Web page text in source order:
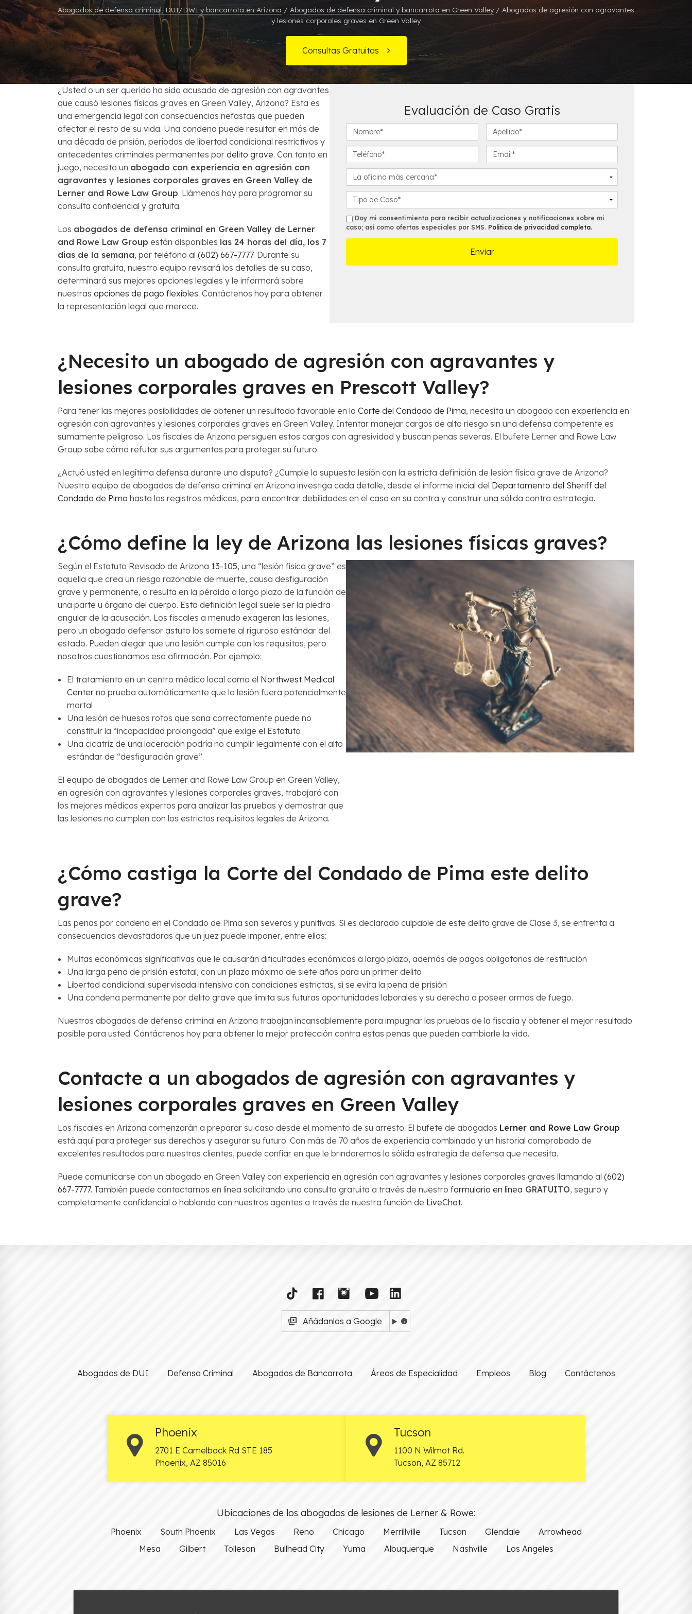
Preguntas Frecuentes
Préstamos de Auto y la Bancarrota
Modificación de Préstamo Hipotecario
Cómo Evitar el Embargo
Impuestos en casos de Bancarrota
Violencia Doméstica
Abogados de defensa criminal, DUI/DWI y bancarrota en Arizona / Abogados de defensa criminal y bancarrota en Green Valley/ Abogados de agresión con agravantes
y lesiones corporales graves en Green Valley
Consultas Gratuitas
¿Usted o un ser querido ha sido acusado de agresión con agravantes
que causó lesiones físicas graves en Green Valley, Arizona? Esta es
una emergencia legal con consecuencias nefastas que pueden
afectar el resto de su vida. Una condena puede resultar en más de
una década de prisión, períodos de libertad condicional restrictivos y
antecedentes criminales permanentes por delito grave. Con tanto en
juego, necesita un abogado con experiencia en agresión con
agravantes y lesiones corporales graves en Green Valley de
Lerner and Rowe Law Group. Llámenos hoy para programar su
consulta confidencial y gratuita.
Los abogados de defensa criminal en Green Valley de Lerner
and Rowe Law Group están disponibles las 24 horas del día, los 7
días de la semana, por teléfono al (602) 667-7777. Durante su
consulta gratuita, nuestro equipo revisará los detalles de su caso,
determinará sus mejores opciones legales y le informará sobre
nuestras opciones de pago flexibles. Contáctenos hoy para obtener
la representación legal que merece.
Evaluación de Caso Gratis
o
r
*
p
e
l
d
e
l
f
n
o
*
m
l
a
o
i
c
i
n
a
e
t
a
l
*
s
m
s
Doy mi consentimiento para recibir actualizaciones y notificaciones sobre mi
caso; así como ofertas especiales por SMS. Política de privacidad completa.
¿Necesito un abogado de agresión con agravantes y
lesiones corporales graves en Prescott Valley?
Para tener las mejores posibilidades de obtener un resultado favorable en la Corte del Condado de Pima, necesita un abogado con experiencia en
agresión con agravantes y lesiones corporales graves en Green Valley. Intentar manejar cargos de alto riesgo sin una defensa competente es
sumamente peligroso. Los fiscales de Arizona persiguen estos cargos con agresividad y buscan penas severas. El bufete Lerner and Rowe Law
Group sabe cómo refutar sus argumentos para proteger su futuro.
¿Actuó usted en legítima defensa durante una disputa? ¿Cumple la supuesta lesión con la estricta definición de lesión física grave de Arizona?
Nuestro equipo de abogados de defensa criminal en Arizona investiga cada detalle, desde el informe inicial del Departamento del Sheriff del
Condado de Pima hasta los registros médicos, para encontrar debilidades en el caso en su contra y construir una sólida contra estrategia.
¿Cómo define la ley de Arizona las lesiones físicas graves?
Según el Estatuto Revisado de Arizona 13-105, una “lesión física grave” es
aquella que crea un riesgo razonable de muerte, causa desfiguración
grave y permanente, o resulta en la pérdida a largo plazo de la función de
una parte u órgano del cuerpo. Esta definición legal suele ser la piedra
angular de la acusación. Los fiscales a menudo exageran las lesiones,
pero un abogado defensor astuto los somete al riguroso estándar del
estado. Pueden alegar que una lesión cumple con los requisitos, pero
nosotros cuestionamos esa afirmación. Por ejemplo:
El tratamiento en un centro médico local como el Northwest Medical
Centerno prueba automáticamente que la lesión fuera potencialmente
mortal
Una lesión de huesos rotos que sana correctamente puede no
constituir la “incapacidad prolongada” que exige el Estatuto
Una cicatriz de una laceración podría no cumplir legalmente con el alto
estándar de “desfiguración grave”.
El equipo de abogados de Lerner and Rowe Law Group en Green Valley,
en agresión con agravantes y lesiones corporales graves, trabajará con
los mejores médicos expertos para analizar las pruebas y demostrar que
las lesiones no cumplen con los estrictos requisitos legales de Arizona.
¿Cómo castiga la Corte del Condado de Pima este delito
grave?
Las penas por condena en el Condado de Pima son severas y punitivas. Si es declarado culpable de este delito grave de Clase 3, se enfrenta a
consecuencias devastadoras que un juez puede imponer, entre ellas:
Multas económicas significativas que le causarán dificultades económicas a largo plazo, además de pagos obligatorios de restitución
Una larga pena de prisión estatal, con un plazo máximo de siete años para un primer delito
Libertad condicional supervisada intensiva con condiciones estrictas, si se evita la pena de prisión
Una condena permanente por delito grave que limita sus futuras oportunidades laborales y su derecho a poseer armas de fuego.
Nuestros abogados de defensa criminal en Arizona trabajan incansablemente para impugnar las pruebas de la fiscalía y obtener el mejor resultado
posible para usted. Contáctenos hoy para obtener la mejor protección contra estas penas que pueden cambiarle la vida.
Contacte a un abogados de agresión con agravantes y
lesiones corporales graves en Green Valley
Los fiscales en Arizona comenzarán a preparar su caso desde el momento de su arresto. El bufete de abogados Lerner and Rowe Law Group
está aquí para proteger sus derechos y asegurar su futuro. Con más de 70 años de experiencia combinada y un historial comprobado de
excelentes resultados para nuestros clientes, puede confiar en que le brindaremos la sólida estrategia de defensa que necesita.
Puede comunicarse con un abogado en Green Valley con experiencia en agresión con agravantes y lesiones corporales graves llamando al (602)
667-7777. También puede contactarnos en línea solicitando una consulta gratuita a través de nuestro formulario en línea GRATUITO, seguro y
completamente confidencial o hablando con nuestros agentes a través de nuestra función de LiveChat.
Añádanlos a Google
Abogados de DUI Defensa Criminal Abogados de Bancarrota Áreas de Especialidad Empleos Blog Contáctenos
Phoenix
2701 E Camelback Rd STE 185
Phoenix, AZ 85016
Tucson
1100 N Wilmot Rd.
Tucson, AZ 85712
Ubicaciones de los abogados de lesiones de Lerner & Rowe:
Phoenix South Phoenix Las Vegas Reno Chicago Merrillville Tucson Glendale
Arrowhead
Mesa
Gilbert Tolleson Bullhead City Yuma Albuquerque Nashville Los Angeles